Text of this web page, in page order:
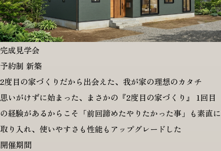
完成見学会
予約制 新築
2度目の家づくりだから出会えた、我が家の理想のカタチ
思いがけずに始まった、まさかの『2度目の家づくり』 1回目
の経験があるからこそ「前回諦めたやりたかった事」も素直に
取り入れ、使いやすさも性能もアップグレードした
開催期間